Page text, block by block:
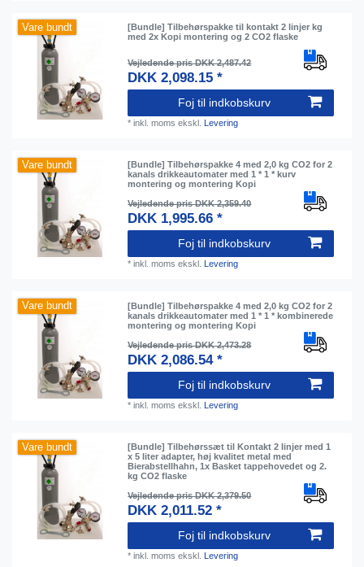
Vare bundt
[Bundle] Tilbehørspakke til kontakt 2 linjer kg
med 2x Kopi montering og 2 CO2 flaske
Vejledende pris DKK 2,487.42
DKK 2,098.15 *
Foj til indkobskurv
*inkl. moms ekskl. Levering
Vare bundt
[Bundle] Tilbehørspakke 4 med 2,0 kg CO2 for 2
kanals drikkeautomater med 1 * 1 * kurv
montering og montering Kopi
Vejledende pris DKK 2,359.40
DKK 1,995.66 *
Foj til indkobskurv
*inkl. moms ekskl. Levering
Vare bundt
[Bundle] Tilbehørspakke 4 med 2,0 kg CO2 for 2
kanals drikkeautomater med 1 * 1 * kombinerede
montering og montering Kopi
Vejledende pris DKK 2,473.28
DKK 2,086.54 *
Foj til indkobskurv
*inkl. moms ekskl. Levering
Vare bundt
[Bundle] Tilbehørssæt til Kontakt 2 linjer med 1
x 5 liter adapter, høj kvalitet metal med
Bierabstellhahn, 1x Basket tappehovedet og 2.
kg CO2 flaske
Vejledende pris DKK 2,379.50
DKK 2,011.52 *
Foj til indkobskurv
*inkl. moms ekskl. Levering